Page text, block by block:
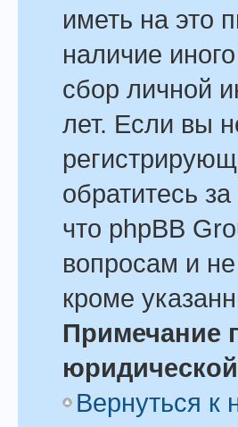
иметь на это
наличие
сбор личной
лет. Если вы
обратитесь
что phpBB
вопросам и
кроме
Примечание
Вернуться к